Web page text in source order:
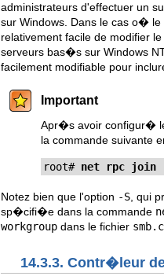
administrateurs d'effectuer un
sur Windows. Dans le cas o�
relativement facile de modifier
serveurs bas�s sur Windows
facilement modifiable pour
Important
Apr�s avoir configur�
la commande suivante
root# net rpc join -
Notez bien que l'option -S , qui
sp�cifi�e dans la commande
workgroup dans le fichier
14.3.3. Contr�leur